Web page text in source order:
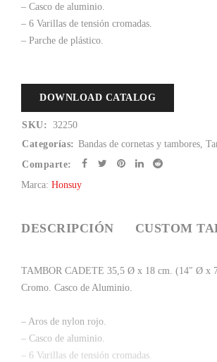
– Casco de aluminio.
– 6 Varillas de tensión cromadas.
– Parche de plástico.
DOWNLOAD CATALOG
SKU: 32250
Categorías: Bandas de cornetas y tambores,
Comparte:
Marca: Honsuy
DESCRIPCIÓN CUSTOM
TAMBOR CADETE 35,5 Ø x 18 cm. (14″ Ø x
Cromo. Casco de Aluminio.
– Aros de nylon rojo.
– Casco de aluminio.
– 6 Varillas de tensión cromadas.